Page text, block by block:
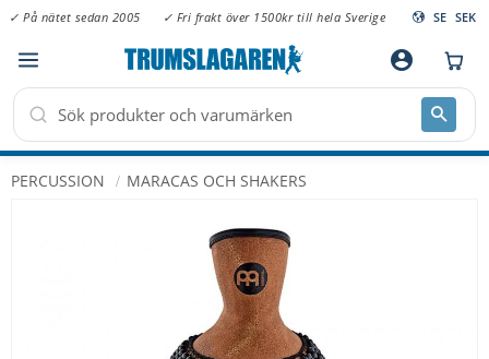
Meny
✓ På nätet sedan 2005 ✓ Fri frakt över 1500kr till hela Sverige SE SEK
account_circle
PERCUSSION MARACAS OCH SHAKERS